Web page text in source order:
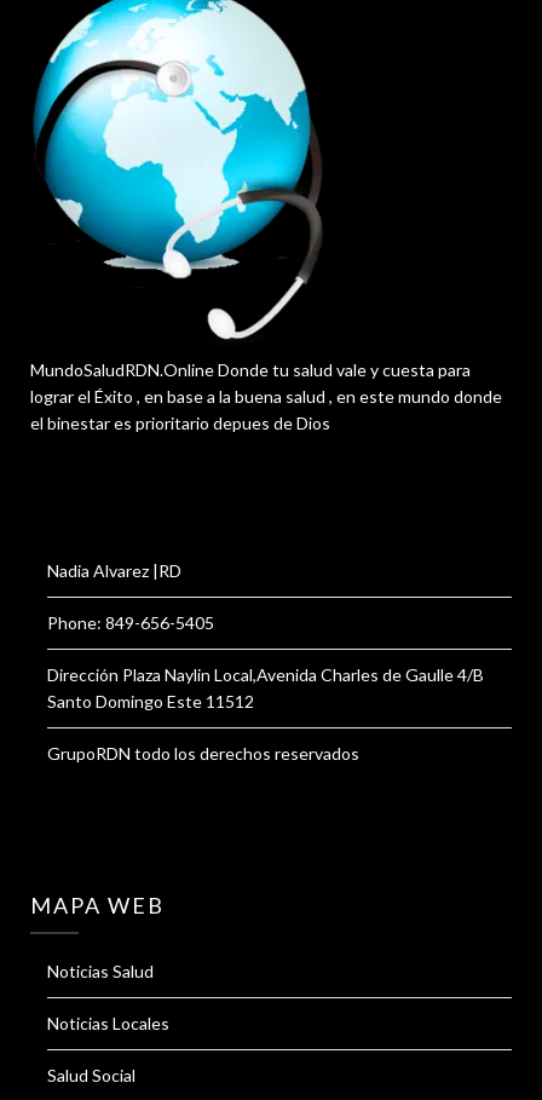
MundoSaludRDN.Online Donde tu salud vale y cuesta para
lograr el Éxito , en base a la buena salud , en este mundo donde
el binestar es prioritario depues de Dios
Nadia Alvarez |RD
Phone: 849-656-5405
Dirección Plaza Naylin Local,Avenida Charles de Gaulle 4/B
Santo Domingo Este 11512
GrupoRDN todo los derechos reservados
MAPA WEB
Noticias Salud
Noticias Locales
Salud Social